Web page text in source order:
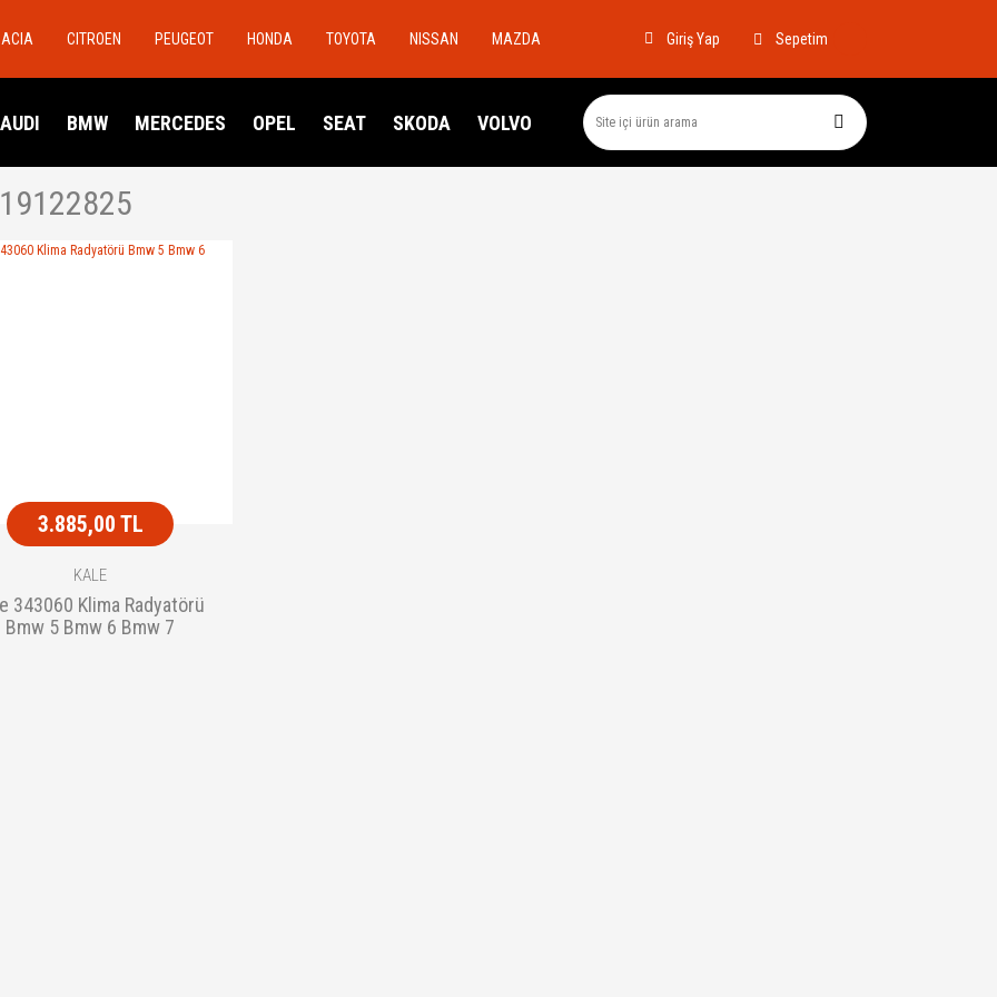
CITROEN PEUGEOT HONDA TOYOTA NISSAN MAZDA Giriş Yap Sepetim
AUDI BMW MERCEDES OPEL SEAT SKODA VOLVO
3.885,00 TL
KALE
343060 Klima Radyatörü
Bmw 5 Bmw 6 Bmw 7